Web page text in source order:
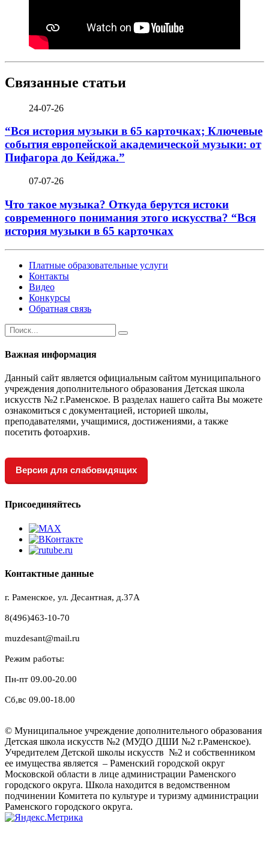
Связанные статьи
24-07-26
“Вся история музыки в 65 карточках; Ключевые
события европейской академической музыки: от
Пифагора до Кейджа.”
07-07-26
Что такое музыка? Откуда берутся истоки
современного понимания этого искусства? “Вся
история музыки в 65 карточках
Платные образовательные услуги
Контакты
Видео
Конкурсы
Обратная связь
Важная информация
Данный сайт является официальным сайтом муниципального
учреждения дополнительного образования Детская школа
искусств №2 г.Раменское. В разделах нашего сайта Вы можете
ознакомиться с документацией, историей школы,
преподавателями, учащимися, достижениями, а также
посетить фотоархив.
Версия для слабовидящих
Присоединяйтесь
Контактные данные
г. Раменское, ул. Десантная, д.37A
8(496)463-10-70
muzdesant@mail.ru
Режим работы:
Пн-пт 09.00-20.00
Сб,вс 09.00-18.00
© Муниципальное учреждение дополнительного образования
Детская школа искусств №2 (МУДО ДШИ №2 г.Раменское).
Учредителем Детской школы искусств №2 и собственником
ее имущества является – Раменский городской округ
Московской области в лице администрации Раменского
городского округа. Школа находится в ведомственном
подчинении Комитета по культуре и туризму администрации
Раменского городского округа.